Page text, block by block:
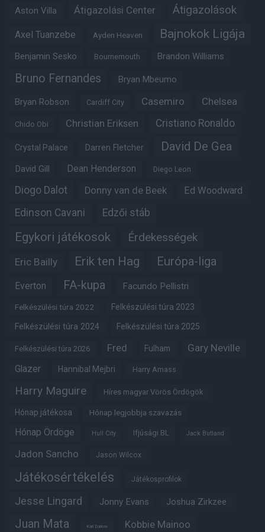
Aston Villa Átigazolási Center Átigazolások
Axel Tuanzebe Ayden Heaven Bajnokok Ligája
Benjamin Sesko Bournemouth Brandon Williams
Bruno Fernandes Bryan Mbeumo
Bryan Robson Cardiff City Casemiro Chelsea
Chido Obi Christian Eriksen Cristiano Ronaldo
Crystal Palace Darren Fletcher David De Gea
David Gill Dean Henderson Diego Leon
Diogo Dalot Donny van de Beek Ed Woodward
Edinson Cavani Edzői stáb
Egykori játékosok Érdekességek
Eric Bailly Erik ten Hag Európa-liga
Everton FA-kupa Facundo Pellistri
Felkészülési túra 2022 Felkészülési túra 2023
Felkészülési túra 2024 Felkészülési túra 2025
Felkészülési túra 2026 Fred Fulham Gary Neville
Glazer Hannibal Mejbri Harry Amass
Harry Maguire Híres magyar Vörös Ördögök
Hónap játékosa Hónap legjobbja szavazás
Hónap Ördöge Hull City Ifjúsági BL Jack Butland
Jadon Sancho Jason Wilcox
Játékosértékelés Játékosprofilok
Jesse Lingard Jonny Evans Joshua Zirkzee
Juan Mata Karl Darlow Kobbie Mainoo